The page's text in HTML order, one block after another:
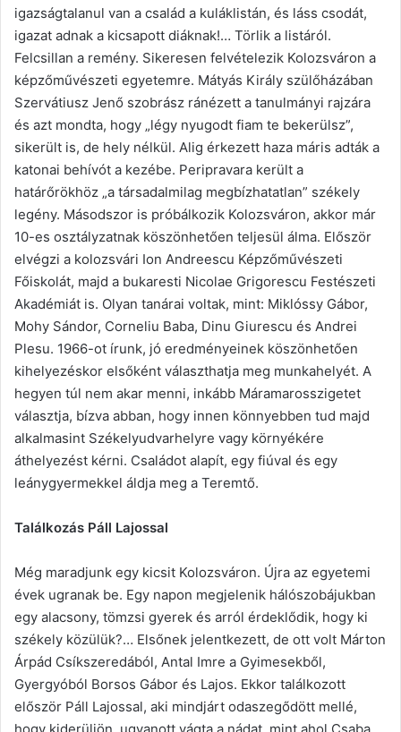
igazságtalanul van a család a kuláklistán, és láss csodát,
igazat adnak a kicsapott diáknak!… Törlik a listáról.
Felcsillan a remény. Sikeresen felvételezik Kolozsváron a
képzőművészeti egyetemre. Mátyás Király szülőházában
Szervátiusz Jenő szobrász ránézett a tanulmányi rajzára
és azt mondta, hogy „légy nyugodt fiam te bekerülsz”,
sikerült is, de hely nélkül. Alig érkezett haza máris adták a
katonai behívót a kezébe. Peripravara került a
határőrökhöz „a társadalmilag megbízhatatlan” székely
legény. Másodszor is próbálkozik Kolozsváron, akkor már
10-es osztályzatnak köszönhetően teljesül álma. Először
elvégzi a kolozsvári Ion Andreescu Képzőművészeti
Főiskolát, majd a bukaresti Nicolae Grigorescu Festészeti
Akadémiát is. Olyan tanárai voltak, mint: Miklóssy Gábor,
Mohy Sándor, Corneliu Baba, Dinu Giurescu és Andrei
Plesu. 1966-ot írunk, jó eredményeinek köszönhetően
kihelyezéskor elsőként választhatja meg munkahelyét. A
hegyen túl nem akar menni, inkább Máramarosszigetet
választja, bízva abban, hogy innen könnyebben tud majd
alkalmasint Székelyudvarhelyre vagy környékére
áthelyezést kérni. Családot alapít, egy fiúval és egy
leánygyermekkel áldja meg a Teremtő.
Találkozás Páll Lajossal
Még maradjunk egy kicsit Kolozsváron. Újra az egyetemi
évek ugranak be. Egy napon megjelenik hálószobájukban
egy alacsony, tömzsi gyerek és arról érdeklődik, hogy ki
székely közülük?… Elsőnek jelentkezett, de ott volt Márton
Árpád Csíkszeredából, Antal Imre a Gyimesekből,
Gyergyóból Borsos Gábor és Lajos. Ekkor találkozott
először Páll Lajossal, aki mindjárt odaszegődött mellé,